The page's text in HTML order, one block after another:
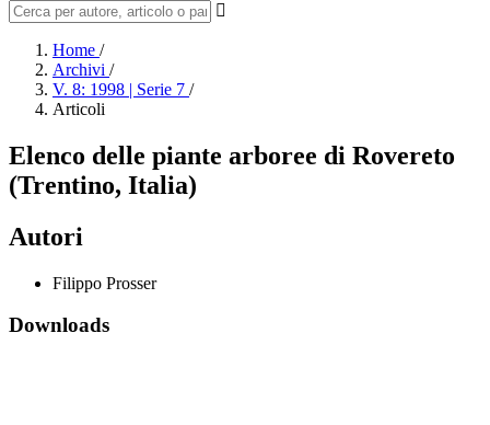
Home /
Archivi /
V. 8: 1998 | Serie 7 /
Articoli
Elenco delle piante arboree di Rovereto
(Trentino, Italia)
Autori
Filippo Prosser
Downloads